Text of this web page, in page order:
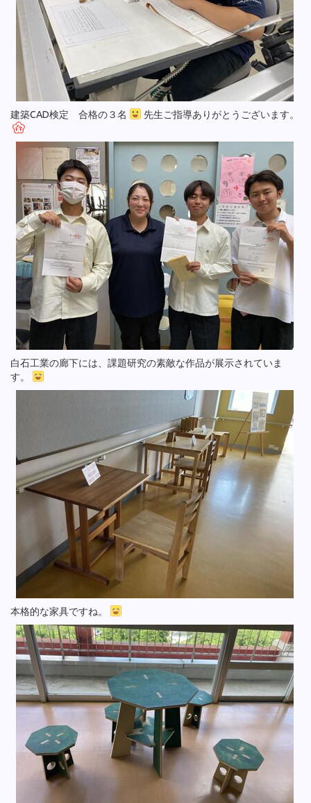
建築CAD検定 合格の３名 先生ご指導ありがとうございます。
白石工業の廊下には、課題研究の素敵な作品が展示されていま
す。
本格的な家具ですね。